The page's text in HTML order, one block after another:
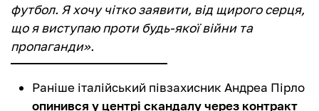
футбол. Я хочу чітко заявити, від щирого серця,
що я виступаю проти будь-якої війни та
пропаганди».
Раніше італійський півзахисник Андреа Пірло
опинився у центрі скандалу через контракт